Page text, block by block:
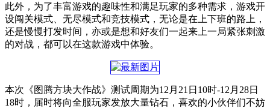
此外，为了丰富游戏的趣味性和满足玩家的多种需求，游戏开
设闯关模式、无尽模式和竞技模式，无论是在上下班的路上，
还是慢慢打发时间，亦或是想和好友们一起来上一局紧张刺激
的对战，都可以在这款游戏中体验。
本次《图腾方块大作战》测试周期为12月21日10时-12月28日
18时，届时将向全服玩家发放大量钻石，喜欢的小伙伴们不妨